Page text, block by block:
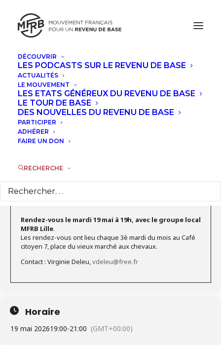
DÉCOUVRIR
LES PODCASTS SUR LE REVENU DE BASE
ACTUALITÉS
LE MOUVEMENT
LES ETATS GÉNÉREUX DU REVENU DE BASE
LE TOUR DE BASE
DES NOUVELLES DU REVENU DE BASE
PARTICIPER
ADHÉRER
FAIRE UN DON
RECHERCHE
MAI, 2026
RENDEZ-VOUS AVEC LE GROUPE
LOCAL REVENU DE BASE LILLE
Rendez-vous le mardi 19 mai à 19h, avec le groupe local
MFRB Lille.
Les rendez-vous ont lieu chaque 3è mardi du mois au Café
citoyen 7, place du vieux marché aux chevaux.
Contact : Virginie Deleu,vdeleu@free.fr
Horaire
19 mai 202619:00-21:00 (GMT+00:00)